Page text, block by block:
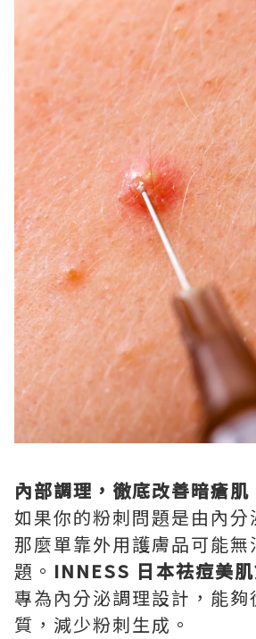
內部調理，徹底改善暗瘡肌
如果你的粉刺問題是由內分
那麼單靠外用護膚品可能無
題。 INNESS 日本祛痘美
專為內分泌調理設計，能夠
質，減少粉刺生成。